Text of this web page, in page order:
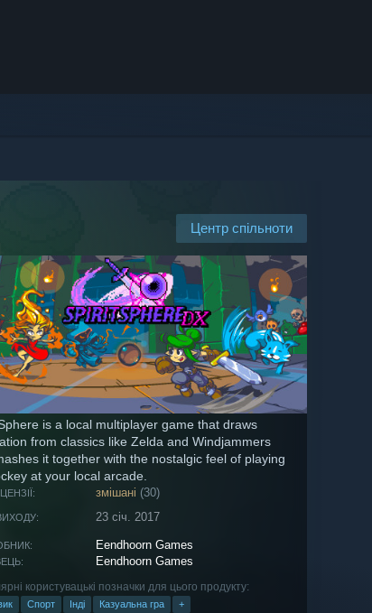
Центр спільноти
is a local multiplayer game that draws
from classics like Zelda and Windjammers
it together with the nostalgic feel of playing
at your local arcade.
змішані (30)
23 січ. 2017
Eendhoorn Games
Eendhoorn Games
користувацькі позначки для цього продукту:
Спорт Інді Казуальна гра +